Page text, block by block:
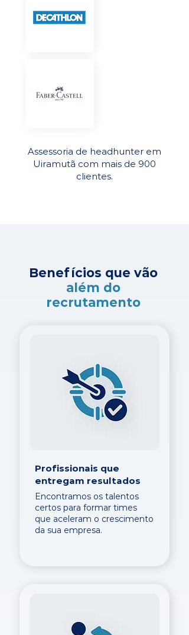
Assessoria de headhunter em
Uiramutã com mais de 900
clientes.
Benefícios que vão
além do
recrutamento
Profissionais que
entregam resultados
Encontramos os talentos
certos para formar times
que aceleram o crescimento
da sua empresa.